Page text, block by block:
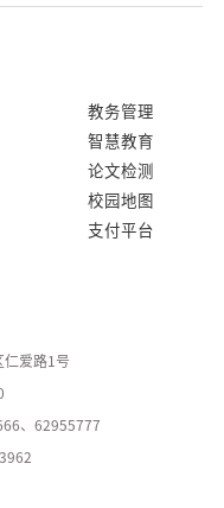
教务管理
智慧教育
论文检测
校园地图
支付平台
仁爱路1号
、62955777